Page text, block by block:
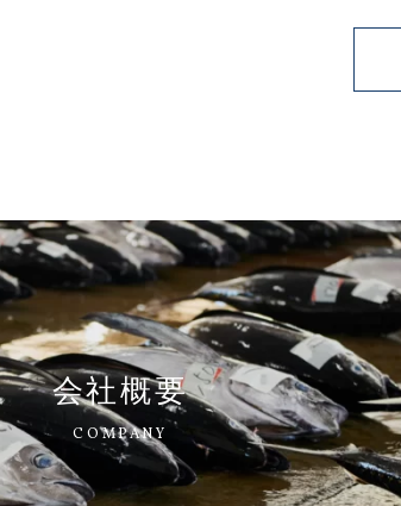
会社概要
COMPANY